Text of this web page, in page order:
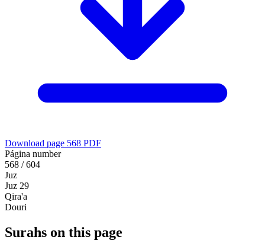
Download page 568 PDF
Página number
568 / 604
Juz
Juz 29
Qira'a
Douri
Surahs on this page